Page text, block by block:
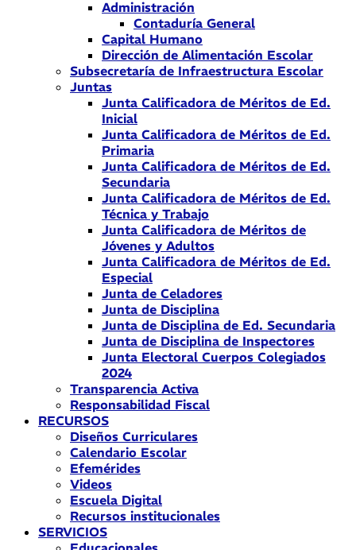
Administración
Contaduría General
Capital Humano
Dirección de Alimentación Escolar
Subsecretaría de Infraestructura Escolar
Juntas
Junta Calificadora de Méritos de Ed.
Inicial
Junta Calificadora de Méritos de Ed.
Primaria
Junta Calificadora de Méritos de Ed.
Secundaria
Junta Calificadora de Méritos de Ed.
Técnica y Trabajo
Junta Calificadora de Méritos de
Jóvenes y Adultos
Junta Calificadora de Méritos de Ed.
Especial
Junta de Celadores
Junta de Disciplina
Junta de Disciplina de Ed. Secundaria
Junta de Disciplina de Inspectores
Junta Electoral Cuerpos Colegiados
2024
Transparencia Activa
Responsabilidad Fiscal
RECURSOS
Diseños Curriculares
Calendario Escolar
Efemérides
Videos
Escuela Digital
Recursos institucionales
SERVICIOS